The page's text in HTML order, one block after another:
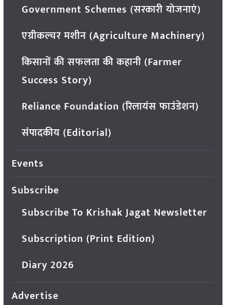
Government Schemes (सरकारी योजनाएं)
एग्रीकल्चर मशीन (Agriculture Machinery)
किसानों की सफलता की कहानी (Farmer
Success Story)
Reliance Foundation (रिलायंस फाउंडेशन)
संपादकीय (Editorial)
Events
Subscribe
Subscribe To Krishak Jagat Newsletter
Subscription (Print Edition)
Diary 2026
Advertise